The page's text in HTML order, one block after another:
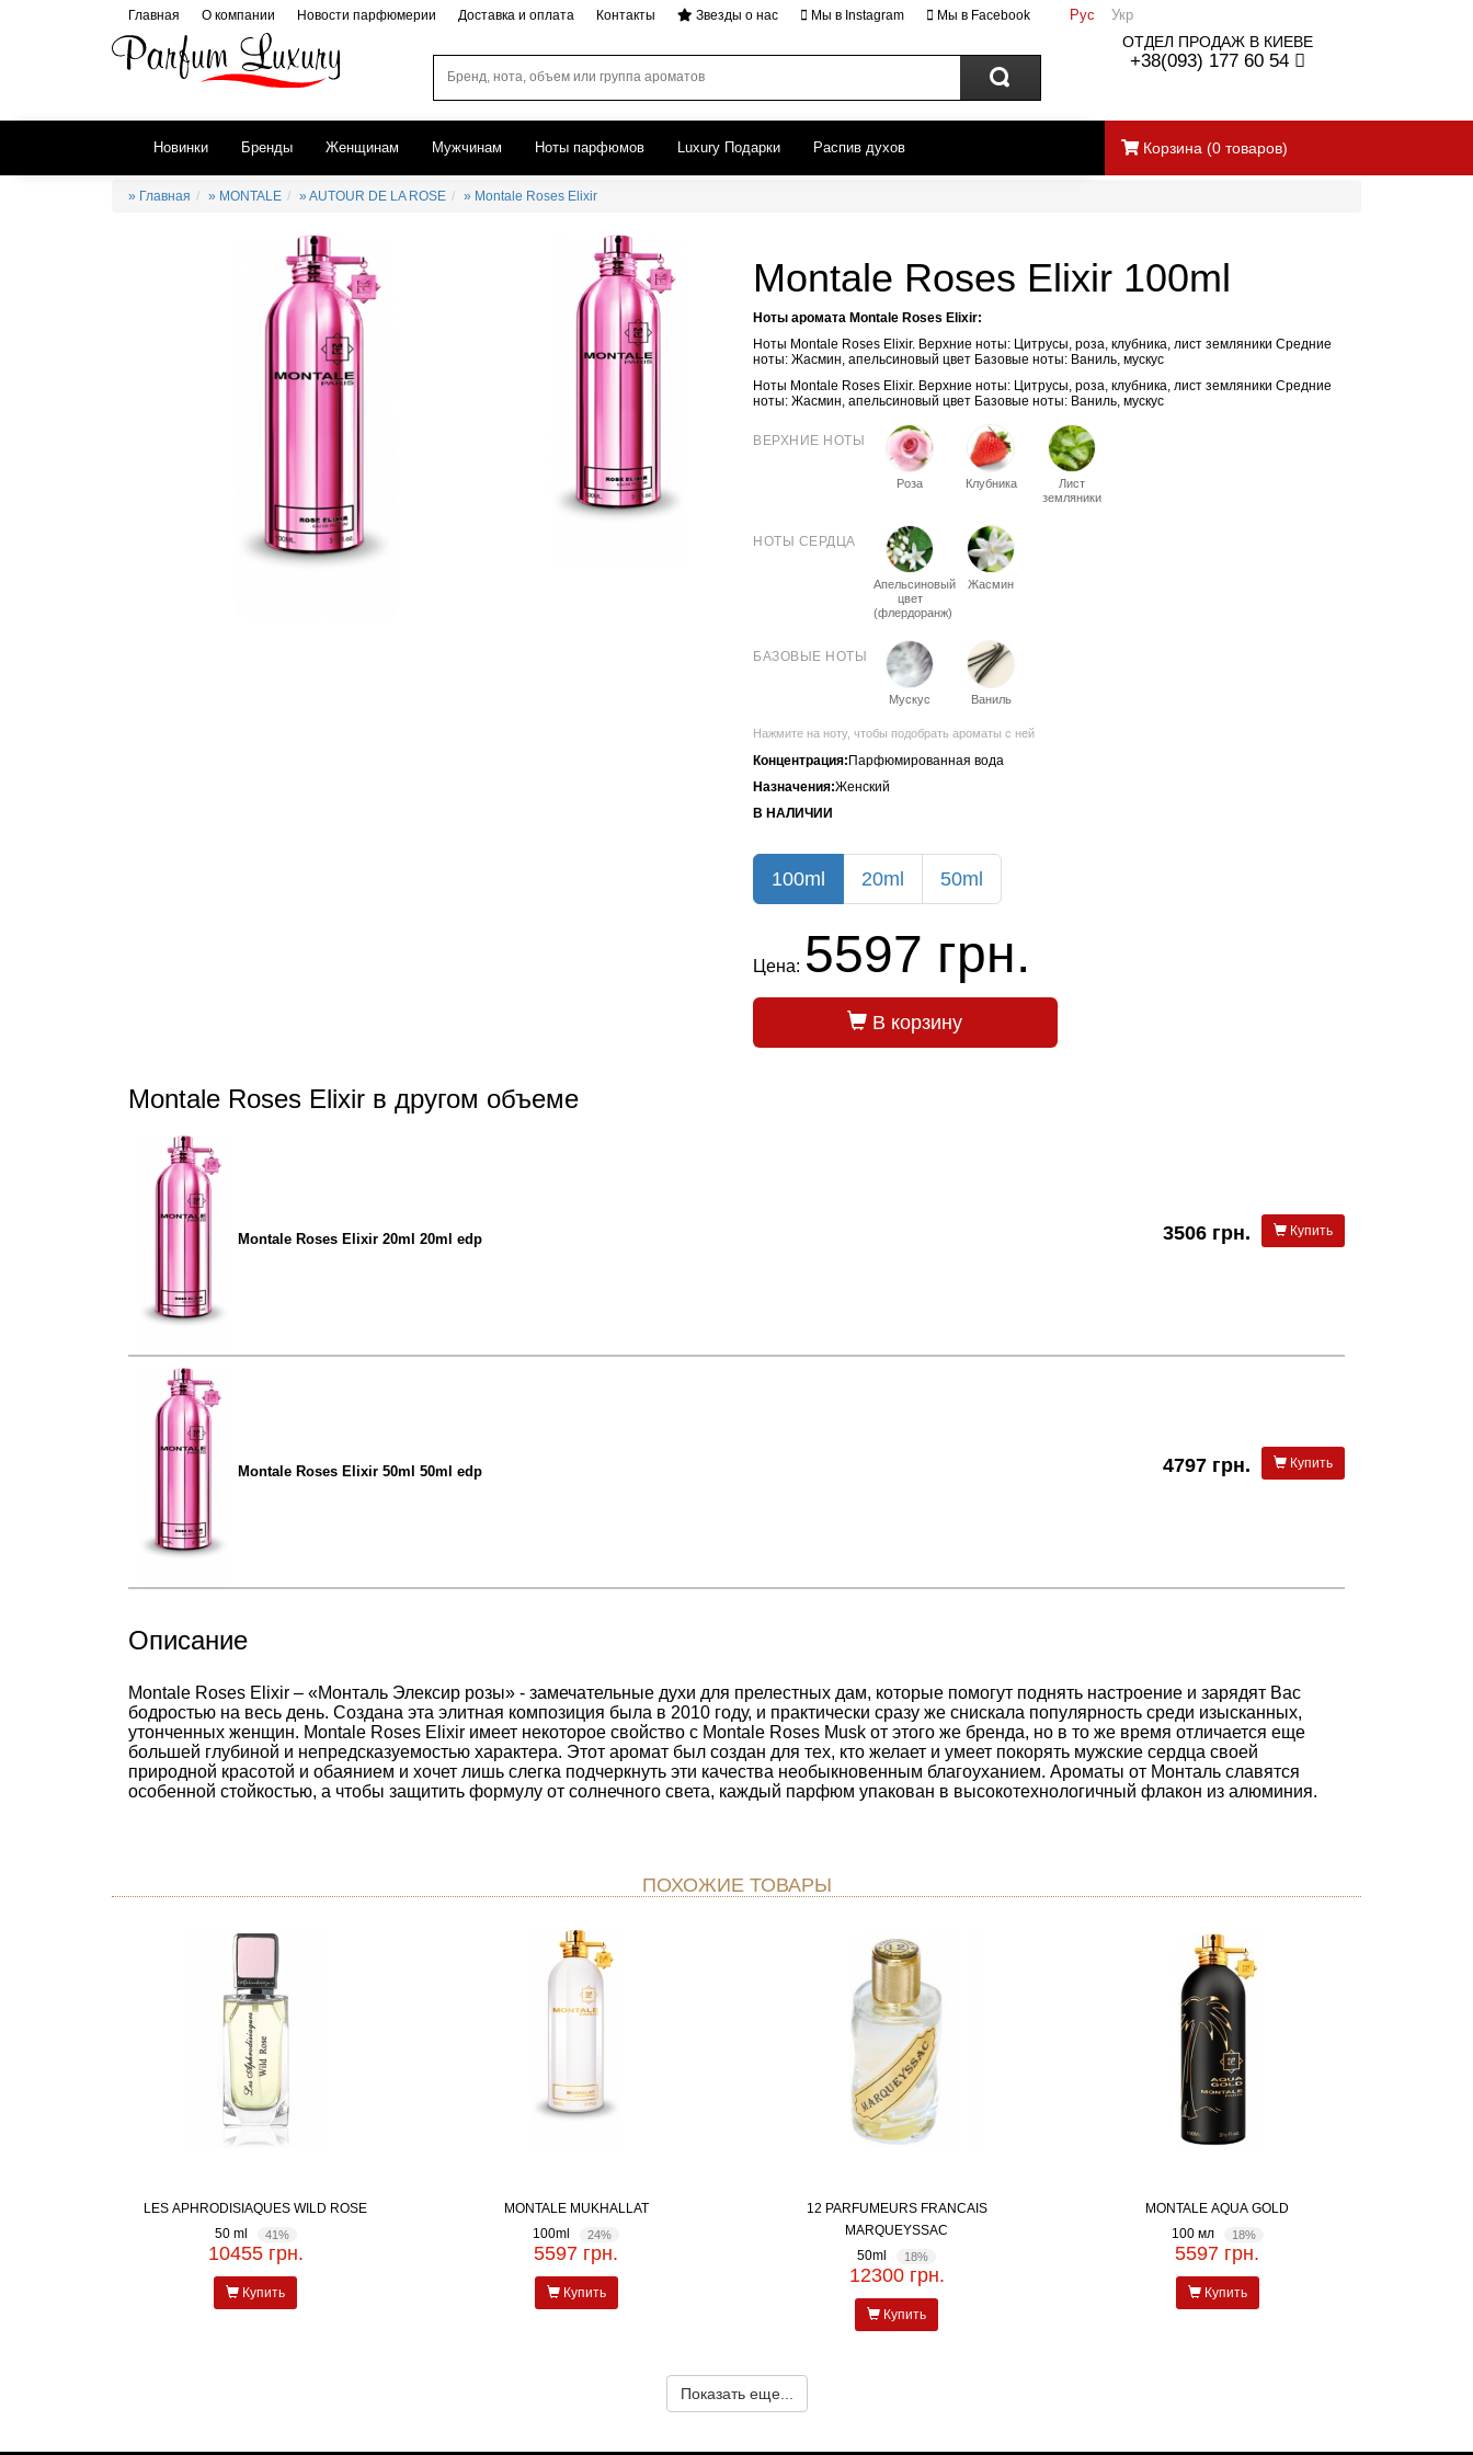
Главная О компании Новости парфюмерии Доставка и оплата Контакты Звезды о нас Мы в Instagram Мы в Facebook Рус Укр
ОТДЕЛ ПРОДАЖ В КИЕВЕ
+38(093) 177 60 54
Новинки Бренды Женщинам Мужчинам Ноты парфюмов Luxury Подарки Распив духов Корзина (0 товаров)
» Главная » MONTALE » AUTOUR DE LA ROSE » Montale Roses Elixir
Montale Roses Elixir 100ml
Ноты аромата Montale Roses Elixir:
Ноты Montale Roses Elixir. Верхние ноты: Цитрусы, роза, клубника, лист земляники Средние
ноты: Жасмин, апельсиновый цвет Базовые ноты: Ваниль, мускус
Ноты Montale Roses Elixir. Верхние ноты: Цитрусы, роза, клубника, лист земляники Средние
ноты: Жасмин, апельсиновый цвет Базовые ноты: Ваниль, мускус
ВЕРХНИЕ НОТЫ
Роза Клубника
Лист
земляники
НОТЫ СЕРДЦА
Апельсиновый
цвет
(флердоранж)
Жасмин
БАЗОВЫЕ НОТЫ
Мускус Ваниль
Нажмите на ноту, чтобы подобрать ароматы с ней
Концентрация: Парфюмированная вода
Назначения:Женский
В НАЛИЧИИ
100ml 20ml 50ml
Цена: 5597 грн.
В корзину
Montale Roses Elixir в другом объеме
Montale Roses Elixir 20ml 20ml edp 3506 грн. Купить
Montale Roses Elixir 50ml 50ml edp 4797 грн. Купить
Описание
Montale Roses Elixir – «Монталь Элексир розы» - замечательные духи для прелестных дам, которые помогут поднять настроение и зарядят Вас
бодростью на весь день. Создана эта элитная композиция была в 2010 году, и практически сразу же снискала популярность среди изысканных,
утонченных женщин. Montale Roses Elixir имеет некоторое свойство с Montale Roses Musk от этого же бренда, но в то же время отличается еще
большей глубиной и непредсказуемостью характера. Этот аромат был создан для тех, кто желает и умеет покорять мужские сердца своей
природной красотой и обаянием и хочет лишь слегка подчеркнуть эти качества необыкновенным благоуханием. Ароматы от Монталь славятся
особенной стойкостью, а чтобы защитить формулу от солнечного света, каждый парфюм упакован в высокотехнологичный флакон из алюминия.
ПОХОЖИЕ ТОВАРЫ
LES APHRODISIAQUES WILD ROSE
50 ml
41%
10455 грн.
Купить
MONTALE MUKHALLAT
100ml
24%
5597 грн.
Купить
12 PARFUMEURS FRANCAIS
MARQUEYSSAC
50ml
18%
12300 грн.
Купить
MONTALE AQUA GOLD
100 мл
18%
5597 грн.
Купить
Показать еще...